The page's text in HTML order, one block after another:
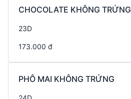
CHOCOLATE KHÔNG TRỨNG
23D
173.000 đ
PHÔ MAI KHÔNG TRỨNG